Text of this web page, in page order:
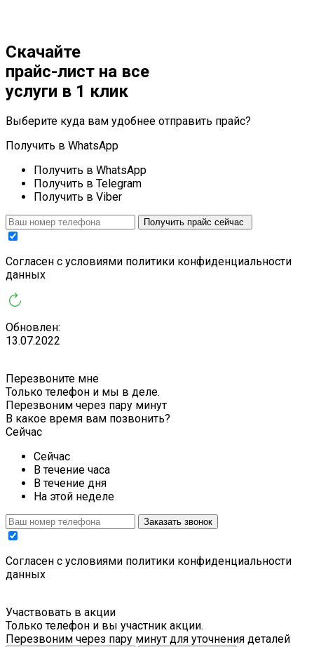
Скачайте
прайс-лист на все
услуги в 1 клик
Выберите куда вам удобнее отправить прайс?
Получить в WhatsApp
Получить в WhatsApp
Получить в Telegram
Получить в Viber
Получить прайс сейчас
Cогласен с условиями политики конфиденциальности
данных
Обновлен:
13.07.2022
Перезвоните мне
Только телефон и мы в деле.
Перезвоним через пару минут
В какое время вам позвонить?
Сейчас
Сейчас
В течение часа
В течение дня
На этой неделе
Заказать звонок
Cогласен с условиями политики конфиденциальности
данных
Участвовать в акции
Только телефон и вы участник акции.
Перезвоним через пару минут для уточнения деталей